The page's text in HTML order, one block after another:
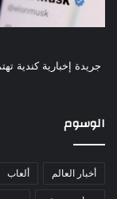
جريدة إخبارية كندية
الوسوم
أخبار العالم ألعاب